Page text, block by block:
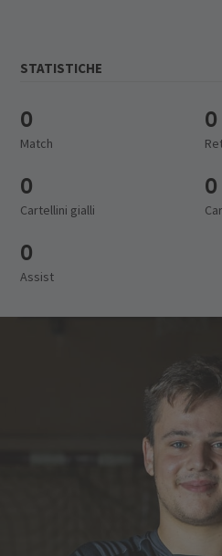
STATISTICHE
0
Match
0
0
Cartellini gialli
0
0
Assist